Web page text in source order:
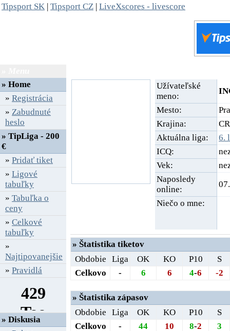
Tipsport SK | Tipsport CZ | LiveXscores - livescore
» Home
» Registrácia
» Zabudnuté
heslo
» TipLiga - 200
€
» Pridať tiket
» Ligové
tabuľky
» Tabuľka o
ceny
» Celkové
tabuľky
»
Najtipovanejšie
» Pravidlá
» Diskusia
Užívateľské
meno:
Mesto:
Krajina:
CR
Aktuálna liga:
6.
ICQ:
Vek:
Naposledy
online:
Niečo o mne:
» Štatistika tiketov
Obdobie
Liga OK KO P10
S
Celkovo
- 6 6 4-6 -2
» Štatistika zápasov
Obdobie
Liga OK KO P10
S
Celkovo
- 44 10 8-2 3